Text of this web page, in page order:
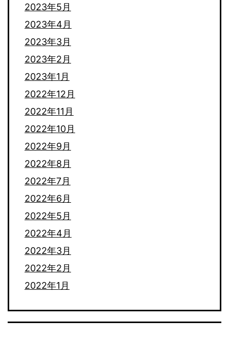
2023年5月
2023年4月
2023年3月
2023年2月
2023年1月
2022年12月
2022年11月
2022年10月
2022年9月
2022年8月
2022年7月
2022年6月
2022年5月
2022年4月
2022年3月
2022年2月
2022年1月